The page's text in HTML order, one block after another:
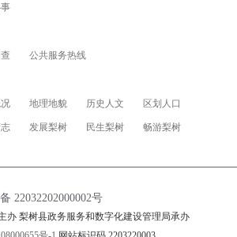
公共服务热线
地理地貌 历史人文 区划人口
发展梨树 民生梨树 畅游梨树
22032202000002号
办 梨树县政务服务和数字化建设管理局承办